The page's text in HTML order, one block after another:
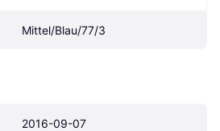
Mittel/Blau/77/3
2016-09-07